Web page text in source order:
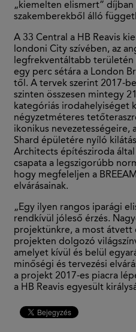
„kiemelten elismert”
szakemberekből álló
A 33 Central a HB Reavis
londoni City szívében, az
legfrekventáltabb területén
egy perc sétára a London
től. A tervek szerint 2017-
szinten összesen mintegy
kategóriás irodahelyiséget
négyzetméteres
ikonikus nevezetességeire,
Shard épületére nyíló
Architects építésziroda
csapata a legszigorúbb
hogy megfeleljen a
elvárásainak.
„Egy ilyen rangos iparági
rendkívül jóleső érzés.
projektünkre, a most átvett
projekten dolgozó
amelyet kívül és belül
minőségi és tervezési
a projekt 2017-es piacra
a HB Reavis egyesült